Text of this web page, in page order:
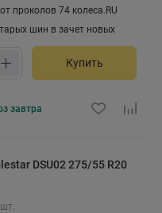
проколов 74 колеса.RU
шин в зачет новых
Купить
завтра
DSU02 275/55 R20